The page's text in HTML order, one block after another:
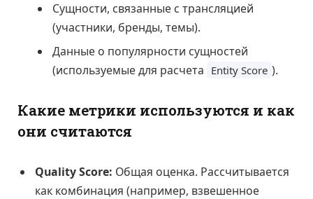
Сущности, связанные с трансляцией
(участники, бренды, темы).
Данные о популярности сущностей
(используемые для расчета Entity Score ).
Какие метрики используются и как
они считаются
Quality Score: Общая оценка. Рассчитывается
как комбинация (например, взвешенное